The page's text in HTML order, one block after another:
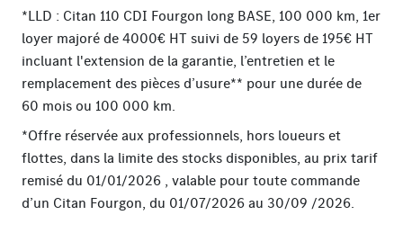
*LLD : Citan 110 CDI Fourgon long BASE, 100 000 km, 1er
loyer majoré de 4000€ HT suivi de 59 loyers de 195€ HT
incluant l'extension de la garantie, l’entretien et le
remplacement des pièces d’usure** pour une durée de
60 mois ou 100 000 km.
*Offre réservée aux professionnels, hors loueurs et
flottes, dans la limite des stocks disponibles, au prix tarif
remisé du 01/01/2026 , valable pour toute commande
d’un Citan Fourgon, du 01/07/2026 au 30/09 /2026.